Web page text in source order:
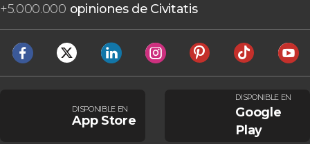
+5.000.000 opiniones de Civitatis
DISPONIBLE EN
App Store
DISPONIBLE EN
Google
Play